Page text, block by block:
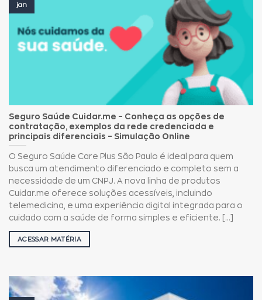
Seguro Saúde Cuidar.me – Conheça as opções de
contratação, exemplos da rede credenciada e
principais diferenciais – Simulação Online
O Seguro Saúde Care Plus São Paulo é ideal para quem
busca um atendimento diferenciado e completo sem a
necessidade de um CNPJ. A nova linha de produtos
Cuidar.me oferece soluções acessíveis, incluindo
telemedicina, e uma experiência digital integrada para o
cuidado com a saúde de forma simples e eficiente. [...]
ACESSAR MATÉRIA
jan